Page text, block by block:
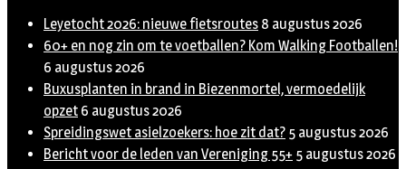
Leyetocht 2026: nieuwe fietsroutes 8 augustus 2026
60+ en nog zin om te voetballen? Kom Walking Footballen!
6 augustus 2026
Buxusplanten in brand in Biezenmortel, vermoedelijk
opzet 6 augustus 2026
Spreidingswet asielzoekers: hoe zit dat? 5 augustus 2026
Bericht voor de leden van Vereniging 55+ 5 augustus 2026